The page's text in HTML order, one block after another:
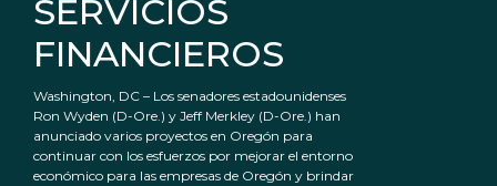
SERVICIOS
FINANCIEROS
Washington, DC – Los senadores estadounidenses
Ron Wyden (D-Ore.) y Jeff Merkley (D-Ore.) han
anunciado varios proyectos en Oregón para
continuar con los esfuerzos por mejorar el entorno
económico para las empresas de Oregón y brindar